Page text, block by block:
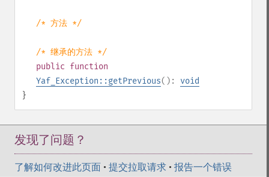
/* 方法 */
/* 继承的方法 */
public function
Yaf_Exception::getPrevious(): void
}
发现了问题？
了解如何改进此页面 • 提交拉取请求 • 报告一个错误